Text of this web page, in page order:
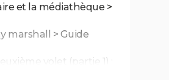
et la médiathèque >
marshall > Guide
volet (partie 1) :
partie 2 au cinéma ?